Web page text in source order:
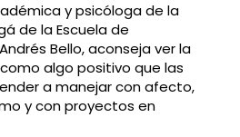
y psicóloga de la
de la Escuela de
Bello, aconseja ver la
algo positivo que las
a manejar con afecto,
y con proyectos en